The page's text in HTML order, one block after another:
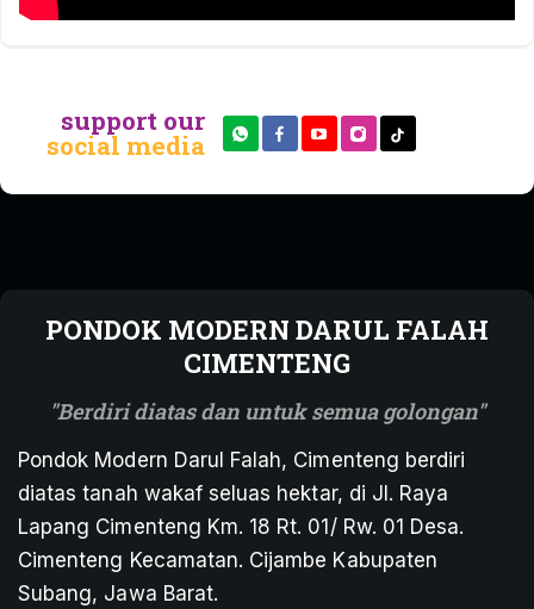
support our
social media
PONDOK MODERN DARUL FALAH
CIMENTENG
Berdiri diatas dan untuk semua golongan
Pondok Modern Darul Falah, Cimenteng berdiri
diatas tanah wakaf seluas hektar, di Jl. Raya
Lapang Cimenteng Km. 18 Rt. 01/ Rw. 01 Desa.
Cimenteng Kecamatan. Cijambe Kabupaten
Subang, Jawa Barat.